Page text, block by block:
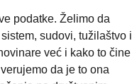
podatke. Želimo da
sudovi, tužilaštvo i
već i kako to čine
da je to ona